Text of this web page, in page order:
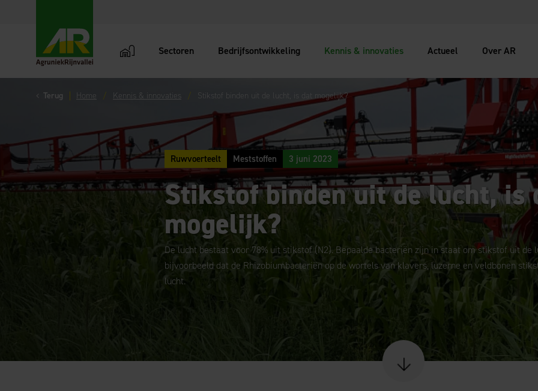
Sectoren Bedrijfsontwikkeling Kennis & innovaties Actueel Over AR
Terug Home Kennis & innovaties Stikstof binden uit de lucht, is dat mogelijk?
Ruwvoerteelt Meststoffen 3 juni 2023
Stikstof binden uit de lucht, is
mogelijk?
De lucht bestaat voor 78% uit stikstof (N2). Bepaalde bacteriën zijn in staat om stikstof uit de
bijvoorbeeld dat de Rhizobiumbacteriën op de wortels van klavers, luzerne en veldbonen
lucht.
Scroll naar content